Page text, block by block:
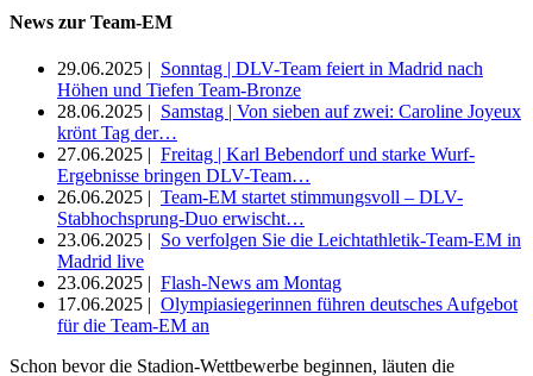
News zur Team-EM
29.06.2025 | Sonntag | DLV-Team feiert in Madrid nach
Höhen und Tiefen Team-Bronze
28.06.2025 | Samstag | Von sieben auf zwei: Caroline Joyeux
krönt Tag der…
27.06.2025 | Freitag | Karl Bebendorf und starke Wurf-
Ergebnisse bringen DLV-Team…
26.06.2025 | Team-EM startet stimmungsvoll – DLV-
Stabhochsprung-Duo erwischt…
23.06.2025 | So verfolgen Sie die Leichtathletik-Team-EM in
Madrid live
23.06.2025 | Flash-News am Montag
17.06.2025 | Olympiasiegerinnen führen deutsches Aufgebot
für die Team-EM an
Schon bevor die Stadion-Wettbewerbe beginnen, läuten die